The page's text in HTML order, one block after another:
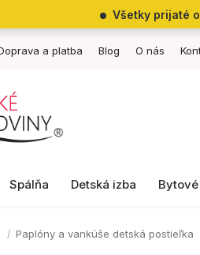
Všetky prijaté
a platba Blog O nás
Spálňa Detská izba
Paplóny a vankúše detská postieľka